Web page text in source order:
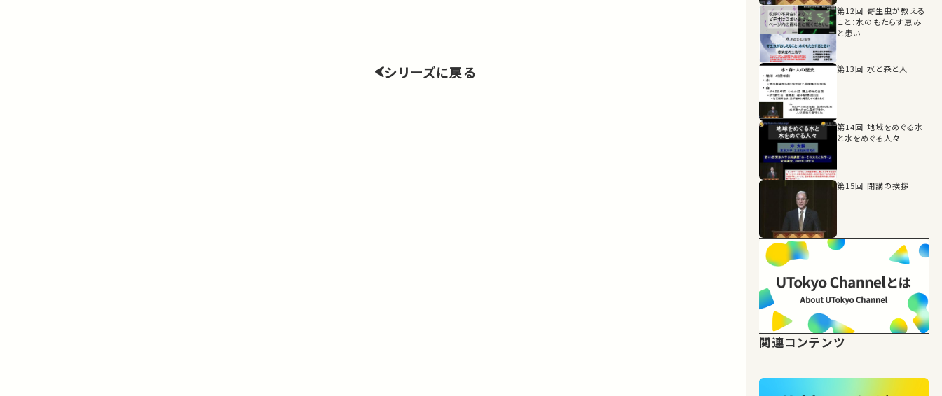
シリーズに戻る
第12回 寄生虫が教える
こと：水のもたらす恵み
と患い
第13回 水と森と人
第14回 地域をめぐる水
と水をめぐる人々
第15回 閉講の挨拶
関連コンテンツ